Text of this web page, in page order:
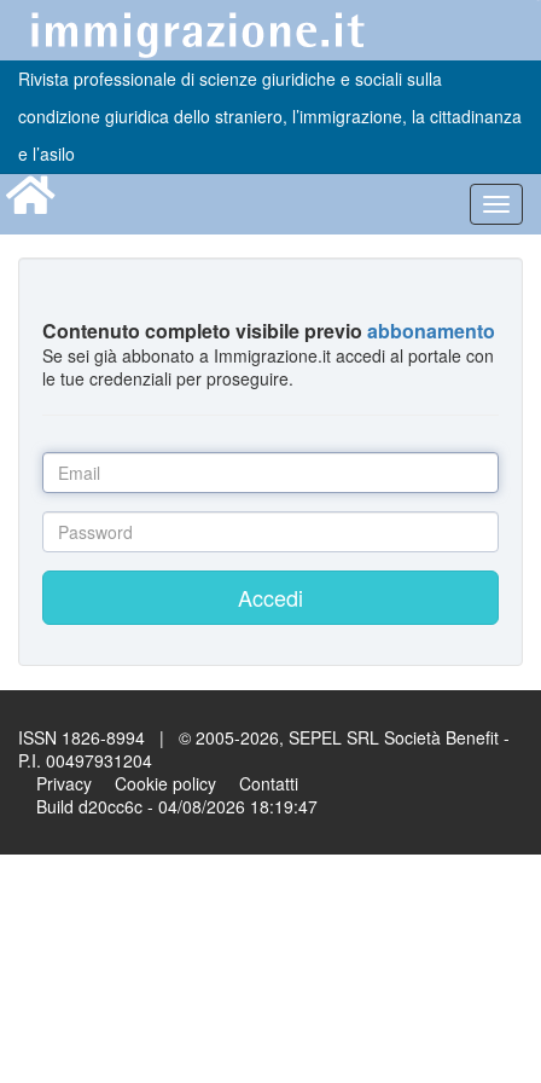
Rivista professionale di scienze giuridiche e sociali sulla
condizione giuridica dello straniero, l’immigrazione, la cittadinanza
e l’asilo
Contenuto completo visibile previo abbonamento
Se sei già abbonato a Immigrazione.it accedi al portale con
le tue credenziali per proseguire.
Accedi
ISSN 1826-8994 | © 2005-2026, SEPEL SRL Società Benefit -
P.I. 00497931204
Privacy
Cookie policy
Contatti
Build d20cc6c - 04/08/2026 18:19:47